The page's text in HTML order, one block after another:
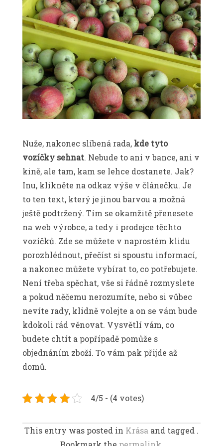
Nuže, nakonec slíbená rada, kde tyto
vozíčky sehnat. Nebude to ani v bance, ani v
kině, ale tam, kam se lehce dostanete. Jak?
Inu, klikněte na odkaz výše v článečku. Je
to ten text, který je jinou barvou a možná
ještě podtržený. Tím se okamžitě přenesete
na web výrobce, a tedy i prodejce těchto
vozíčků. Zde se můžete v naprostém klidu
porozhlédnout, přečíst si spoustu informací,
a nakonec můžete vybírat to, co potřebujete.
Není třeba spěchat, vše si řádně rozmyslete
a pokud něčemu nerozumíte, nebo si vůbec
nevíte rady, klidně volejte a on se vám bude
kdokoli rád věnovat. Vysvětlí vám, co
budete chtít a popřípadě pomůže s
objednáním zboží. To vám pak přijde až
domů.
4/5 - (4 votes)
This entry was posted in Krása and tagged .